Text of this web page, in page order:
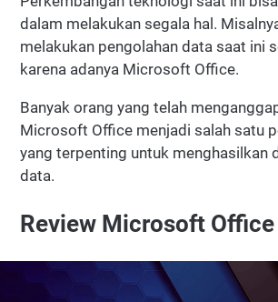
dalam melakukan segala hal.
melakukan pengolahan data saat ini
karena adanya Microsoft Office.
Banyak orang yang telah
Microsoft Office menjadi salah satu
yang terpenting untuk menghasilkan
data.
Review Microsoft Office